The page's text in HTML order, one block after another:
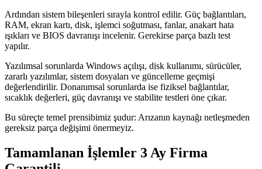
Ardından sistem bileşenleri sırayla kontrol edilir. Güç bağlantıları,
RAM, ekran kartı, disk, işlemci soğutması, fanlar, anakart hata
ışıkları ve BIOS davranışı incelenir. Gerekirse parça bazlı test
yapılır.
Yazılımsal sorunlarda Windows açılışı, disk kullanımı, sürücüler,
zararlı yazılımlar, sistem dosyaları ve güncelleme geçmişi
değerlendirilir. Donanımsal sorunlarda ise fiziksel bağlantılar,
sıcaklık değerleri, güç davranışı ve stabilite testleri öne çıkar.
Bu süreçte temel prensibimiz şudur: Arızanın kaynağı netleşmeden
gereksiz parça değişimi önermeyiz.
Tamamlanan İşlemler 3 Ay Firma